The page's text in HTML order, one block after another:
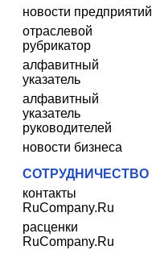
новости предприятий
отраслевой
рубрикатор
алфавитный
указатель
алфавитный
указатель
руководителей
новости бизнеса
СОТРУДНИЧЕСТВО
контакты
RuCompany.Ru
расценки
RuCompany.Ru